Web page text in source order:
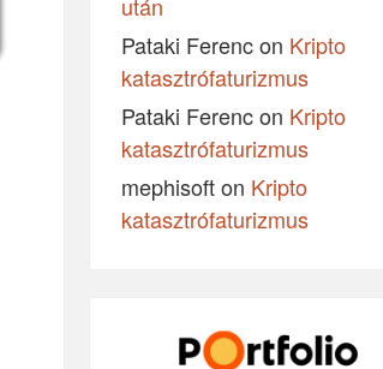
Pataki Ferencon Kripto
katasztrófaturizmus
Pataki Ferencon Kripto
katasztrófaturizmus
mephisofton Kripto
katasztrófaturizmus